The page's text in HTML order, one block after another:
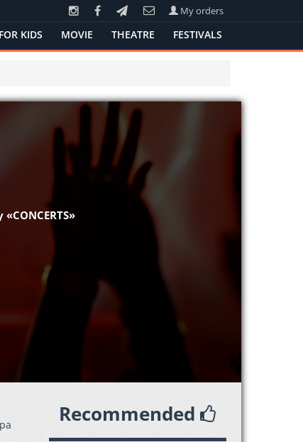
My orders
FOR KIDS MOVIE THEATRE FESTIVALS
Recommended